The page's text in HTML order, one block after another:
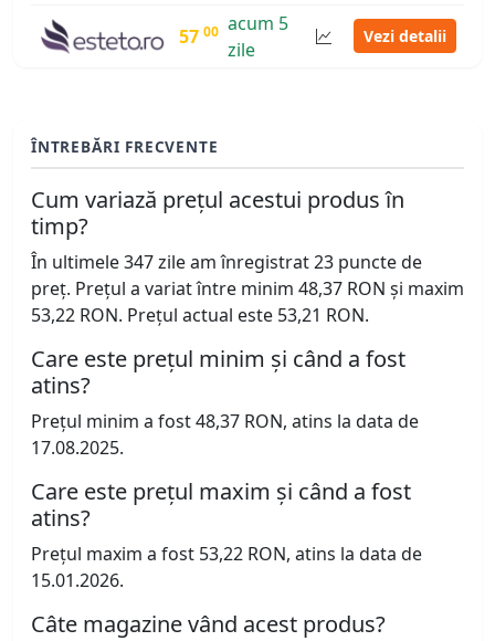
57 00 acum 5
zile
Vezi detalii
ÎNTREBĂRI FRECVENTE
Cum variază prețul acestui produs în
timp?
În ultimele 347 zile am înregistrat 23 puncte de
preț. Prețul a variat între minim 48,37 RON și maxim
53,22 RON. Prețul actual este 53,21 RON.
Care este prețul minim și când a fost
atins?
Prețul minim a fost 48,37 RON, atins la data de
17.08.2025.
Care este prețul maxim și când a fost
atins?
Prețul maxim a fost 53,22 RON, atins la data de
15.01.2026.
Câte magazine vând acest produs?